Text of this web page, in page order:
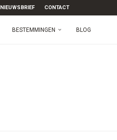
NIEUWSBRIEF CONTACT
BESTEMMINGEN BLOG